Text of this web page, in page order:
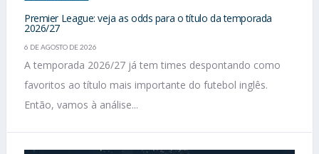
Premier League: veja as odds para o título da temporada
2026/27
6 DE AGOSTO DE 2026
A temporada 2026/27 já tem times despontando como
favoritos ao título mais importante do futebol inglês.
Então, vamos à análise...